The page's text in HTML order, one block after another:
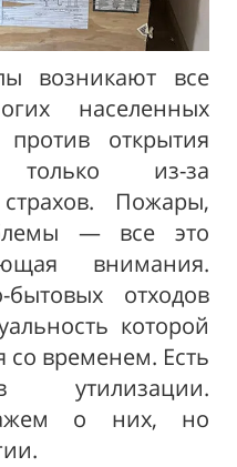
возникают все
населенных
против открытия
из-за
Пожары,
— все это
внимания.
бытовых отходов
которой
со временем. Есть
утилизации.
о них, но